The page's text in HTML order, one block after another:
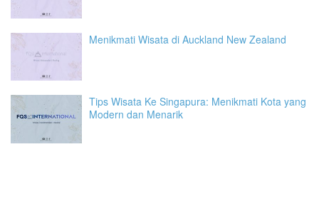
Menikmati Wisata di Auckland New Zealand
Tips Wisata Ke Singapura: Menikmati Kota yang
Modern dan Menarik